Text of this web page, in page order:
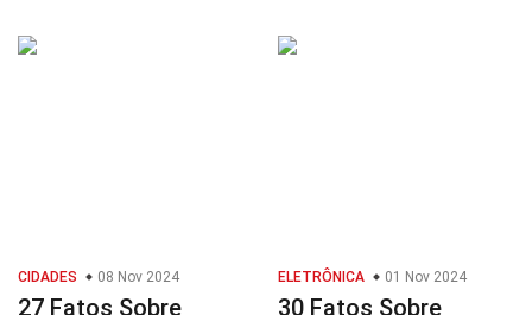
CIDADES 08 Nov 2024
27 Fatos Sobre
ELETRÔNICA 01 Nov 2024
30 Fatos Sobre